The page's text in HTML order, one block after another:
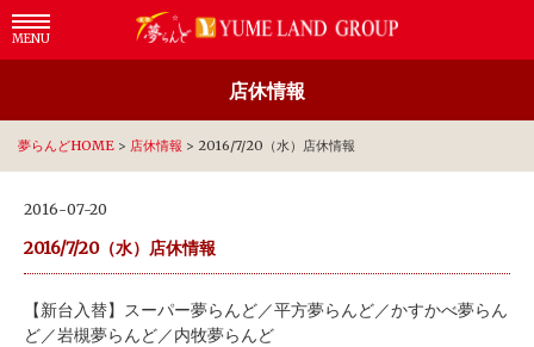
MENU
店休情報
夢らんどHOME > 店休情報 > 2016/7/20（水）店休情報
2016-07-20
2016/7/20（水）店休情報
【新台入替】スーパー夢らんど／平方夢らんど／かすかべ夢らん
ど／岩槻夢らんど／内牧夢らんど